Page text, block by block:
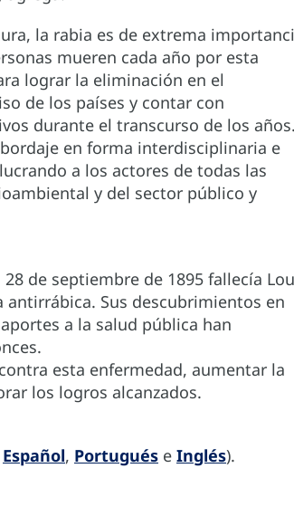
la rabia es de extrema
mueren cada año por esta
lograr la eliminación en el
de los países y contar con
durante el transcurso de los años.
en forma interdisciplinaria e
a los actores de todas las
y del sector público y
de septiembre de 1895 fallecía
antirrábica. Sus descubrimientos en
a la salud pública han
esta enfermedad, aumentar la
los logros alcanzados.
Español, Portugués e Inglés).